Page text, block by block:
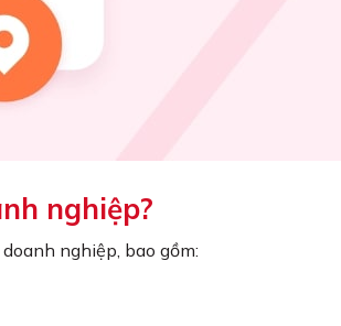
nghiệp?
nghiệp, bao gồm: